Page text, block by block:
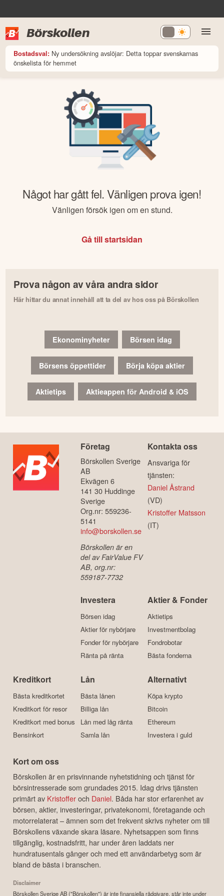
Börskollen
Bostadsval: Ny undersökning avslöjar: Detta toppar svenskarnas
önskelista för hemmet
Något har gått fel. Vänligen prova igen!
Vänligen försök igen om en stund.
Gå till startsidan
Prova någon av våra andra sidor
Här hittar du annat innehåll att ta del av hos oss på Börskollen
Ekonominyheter Börsen idag
Börsens öppettider Börja köpa aktier
Aktietips Aktieappen för Android & iOS
Företag
Börskollen Sverige
AB
Ekvägen 6
141 30 Huddinge
Sverige
Org.nr: 559236-
5141
info@borskollen.se
Börskollen är en
del av FairValue FV
AB, org.nr:
559187-7732
Kontakta oss
Ansvariga för
tjänsten:
Daniel Åstrand
(VD)
Kristoffer Matsson
(IT)
Investera
Börsen idag
Aktier för nybörjare
Fonder för nybörjare
Ränta på ränta
Aktier & Fonder
Aktietips
Investmentbolag
Fondrobotar
Bästa fonderna
Kreditkort
Bästa kreditkortet
Kreditkort för resor
Kreditkort med bonus
Bensinkort
Lån
Bästa lånen
Billiga lån
Lån med låg ränta
Samla lån
Alternativt
Köpa krypto
Bitcoin
Ethereum
Investera i guld
Kort om oss
Börskollen är en prisvinnande nyhetstidning och tjänst för
börsintresserade som grundades 2015. Idag drivs tjänsten
primärt av Kristofferoch Daniel. Båda har stor erfarenhet av
börsen, aktier, investeringar, privatekonomi, företagande och
motorrelaterat – ämnen som det frekvent skrivs nyheter om till
Börskollens växande skara läsare. Nyhetsappen som finns
tillgänglig, kostnadsfritt, har under åren laddats ner
hundratusentals gånger och med ett användarbetyg som är
bland de bästa i branschen.
Disclaimer
Börskollen Sverige AB ("Börskollen") är inte finansiella rådgivare, står inte under